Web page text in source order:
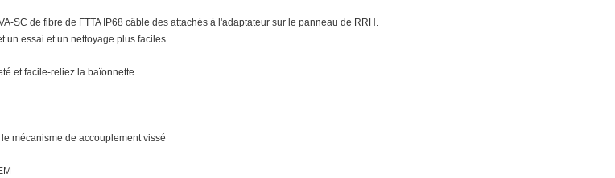
SC de fibre de FTTA IP68 câble des attachés à l'adaptateur sur le panneau de RRH.
un essai et un nettoyage plus faciles.
et facile-reliez la baïonnette.
mécanisme de accouplement vissé